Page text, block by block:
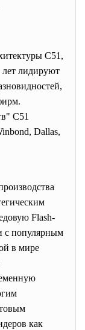
С51,
лидируют
С51
Dallas,
Flash-
с популярным
в мире
как